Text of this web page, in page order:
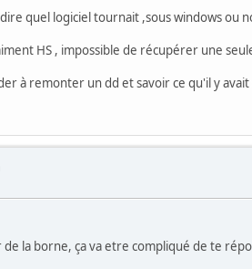
quel logiciel tournait ,sous windows ou
HS , impossible de récupérer une
à remonter un dd et savoir ce qu'il y avait
la borne, ça va etre compliqué de te